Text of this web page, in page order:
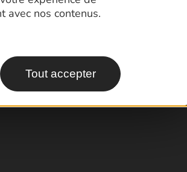
avec nos contenus.
Tout accepter